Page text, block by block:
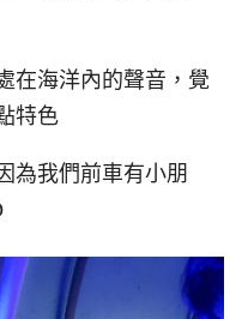
在海洋內的聲音，覺
特色
為我們前車有小朋